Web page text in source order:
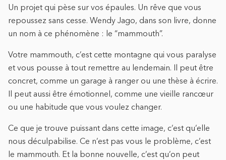
Un projet qui pèse sur vos épaules. Un rêve que vous
repoussez sans cesse. Wendy Jago, dans son livre, donne
un nom à ce phénomène : le “mammouth”.
Votre mammouth, c’est cette montagne qui vous paralyse
et vous pousse à tout remettre au lendemain. Il peut être
concret, comme un garage à ranger ou une thèse à écrire.
Il peut aussi être émotionnel, comme une vieille rancœur
ou une habitude que vous voulez changer.
Ce que je trouve puissant dans cette image, c’est qu’elle
nous déculpabilise. Ce n’est pas vous le problème, c’est
le mammouth. Et la bonne nouvelle, c’est qu’on peut